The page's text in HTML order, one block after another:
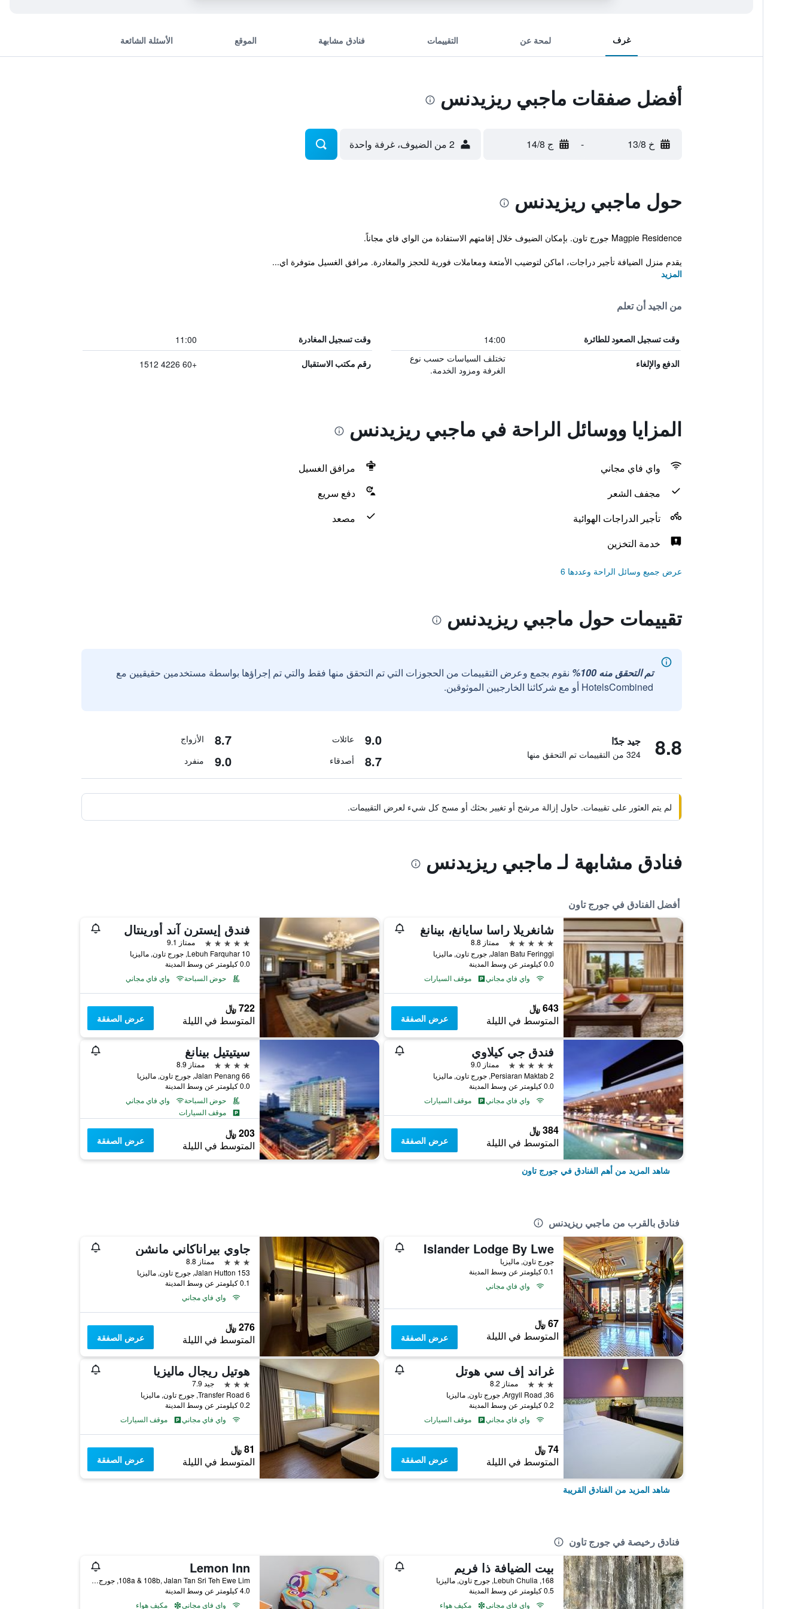
غرف لمحة عن التقييمات فنادق مشابهة الموقع الأسئلة الشائعة
أفضل صفقات ماجبي ريزيدنس
خ 13/8 - ج 14/8 2 من الضيوف، غرفة واحدة
حول ماجبي ريزيدنس
Magpie Residence جورج تاون. بإمكان الضيوف خلال إقامتهم الاستفادة من الواي فاي مجاناً.
يقدم منزل الضيافة تأجير دراجات، اماكن لتوضيب الأمتعة ومعاملات فورية للحجز والمغادرة. مرافق الغسيل متوفرة اي...
المزيد
من الجيد أن تعلم
وقت تسجيل الصعود للطائرة 14:00 وقت تسجيل المغادرة 11:00
الدفع والإلغاء
تختلف السياسات حسب نوع
الغرفة ومزود الخدمة.
رقم مكتب الاستقبال +60 4226 1512
المزايا ووسائل الراحة في ماجبي ريزيدنس
واي فاي مجاني
مرافق الغسيل
مجفف الشعر
دفع سريع
تأجير الدراجات الهوائية
مصعد
خدمة التخزين
عرض جميع وسائل الراحة وعددها 6
تقييمات حول ماجبي ريزيدنس
تم التحقق منه 100%
نقوم بجمع وعرض التقييمات من الحجوزات التي تم التحقق منها فقط والتي تم إجراؤها بواسطة مستخدمين حقيقيين مع
HotelsCombined أو مع شركائنا الخارجيين الموثوقين.
8.8 جيد جدًا
324 من التقييمات تم التحقق منها
9.0 عائلات 8.7 الأزواج
8.7 أصدقاء 9.0 منفرد
لم يتم العثور على تقييمات. حاول إزالة مرشح أو تغيير بحثك أو مسح كل شيء لعرض التقييمات.
فنادق مشابهة لـ ماجبي ريزيدنس
أفضل الفنادق في جورج تاون
شانغريلا راسا سايانغ، بينانغ
5 نجوم
ممتاز 8.8
Jalan Batu Feringgi, جورج تاون, ماليزيا
0.0 كيلومتر عن وسط المدينة
واي فاي مجاني
موقف السيارات
643 ﷼
المتوسط في الليلة عرض الصفقة
فندق إيسترن آند أورينتال
5 نجوم
ممتاز 9.1
10 Lebuh Farquhar, جورج تاون, ماليزيا
0.0 كيلومتر عن وسط المدينة
حوض السباحة
واي فاي مجاني
722 ﷼
المتوسط في الليلة عرض الصفقة
فندق جي كيلاوي
5 نجوم
ممتاز 9.0
2 Persiaran Maktab, جورج تاون, ماليزيا
0.0 كيلومتر عن وسط المدينة
واي فاي مجاني
موقف السيارات
384 ﷼
المتوسط في الليلة عرض الصفقة
سيتيتيل بينانغ
4 نجوم
ممتاز 8.9
66 Jalan Penang, جورج تاون, ماليزيا
0.0 كيلومتر عن وسط المدينة
حوض السباحة
واي فاي مجاني
موقف السيارات
203 ﷼
المتوسط في الليلة عرض الصفقة
شاهد المزيد من أهم الفنادق في جورج تاون
فنادق بالقرب من ماجبي ريزيدنس
Islander Lodge By Lwe
جورج تاون, ماليزيا
0.1 كيلومتر عن وسط المدينة
واي فاي مجاني
67 ﷼
المتوسط في الليلة عرض الصفقة
جاوي بيراناكاني مانشن
3 نجوم
ممتاز 8.8
153 Jalan Hutton, جورج تاون, ماليزيا
0.1 كيلومتر عن وسط المدينة
واي فاي مجاني
276 ﷼
المتوسط في الليلة عرض الصفقة
غراند إف سي هوتل
3 نجوم
ممتاز 8.2
36, Argyll Road, جورج تاون, ماليزيا
0.2 كيلومتر عن وسط المدينة
واي فاي مجاني
موقف السيارات
74 ﷼
المتوسط في الليلة عرض الصفقة
هوتيل ريجال ماليزيا
3 نجوم
جيد 7.9
6 Transfer Road, جورج تاون, ماليزيا
0.2 كيلومتر عن وسط المدينة
واي فاي مجاني
موقف السيارات
81 ﷼
المتوسط في الليلة عرض الصفقة
شاهد المزيد من الفنادق القريبة
فنادق رخيصة في جورج تاون
بيت الضيافة ذا فريم
168, Lebuh Chulia, جورج تاون, ماليزيا
0.5 كيلومتر عن وسط المدينة
واي فاي مجاني
مكيف هواء
Lemon Inn
108a & 108b, Jalan Tan Sri Teh Ewe Lim, جورج تاون, ماليزيا
4.0 كيلومتر عن وسط المدينة
واي فاي مجاني
مكيف هواء